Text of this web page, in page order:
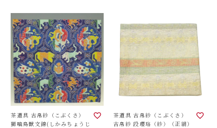
茶道具 古帛紗（こぶくさ）
獅噛鳥獣文錦(しかみちょうじ
茶道具 古帛紗（こぶくさ）
古帛紗 段瓔珞（紗）（正絹）